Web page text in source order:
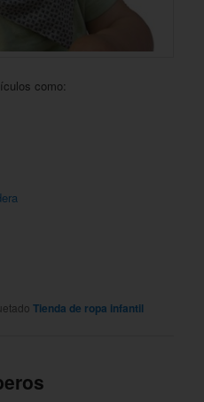
como:
Tienda de ropa infantil